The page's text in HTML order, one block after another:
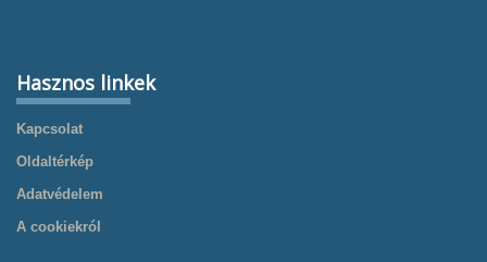
Hasznos linkek
Kapcsolat
Oldaltérkép
Adatvédelem
A cookiekról